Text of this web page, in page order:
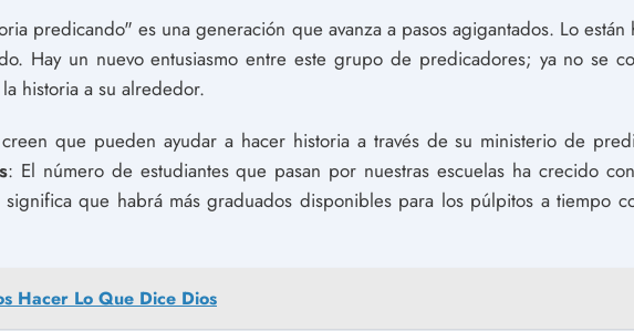
predicando" es una generación que avanza a pasos agigantados. Lo están
Hay un nuevo entusiasmo entre este grupo de predicadores; ya no se
historia a su alrededor.
que pueden ayudar a hacer historia a través de su ministerio de
: El número de estudiantes que pasan por nuestras escuelas ha crecido
que habrá más graduados disponibles para los púlpitos a tiempo
Hacer Lo Que Dice Dios